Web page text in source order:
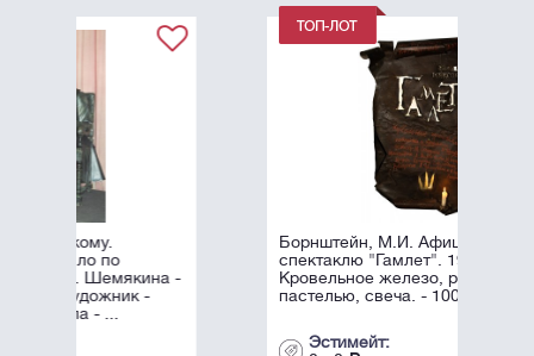
Борнштейн, М.И. Афиша к
спектаклю "Гамлет". 1996.
Кровельное железо, роспись
пастелью, свеча. - 100х60 см.